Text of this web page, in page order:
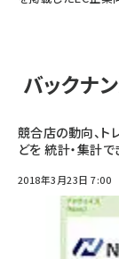
バックナ
競合店の動向、ト
どを 統計・集計
2018年3月23日 7:00